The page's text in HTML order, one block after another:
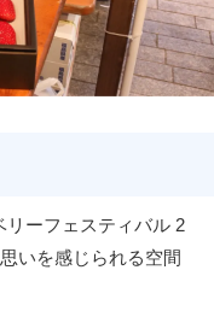
ーフェスティバル 2
いを感じられる空間